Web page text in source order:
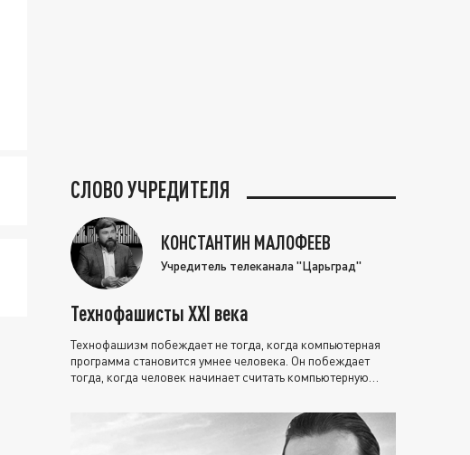
СЛОВО УЧРЕДИТЕЛЯ
КОНСТАНТИН МАЛОФЕЕВ
Учредитель телеканала "Царьград"
Технофашисты XXI века
Технофашизм побеждает не тогда, когда компьютерная
программа становится умнее человека. Он побеждает
тогда, когда человек начинает считать компьютерную